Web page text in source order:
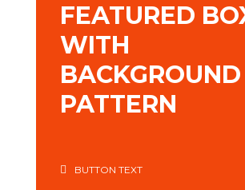
FEATURED
WITH
BACKGROUND
PATTERN
BUTTON TEXT